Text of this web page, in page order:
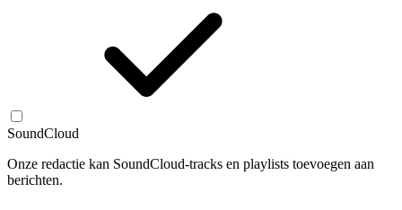
SoundCloud
Onze redactie kan SoundCloud-tracks en playlists toevoegen aan
berichten.